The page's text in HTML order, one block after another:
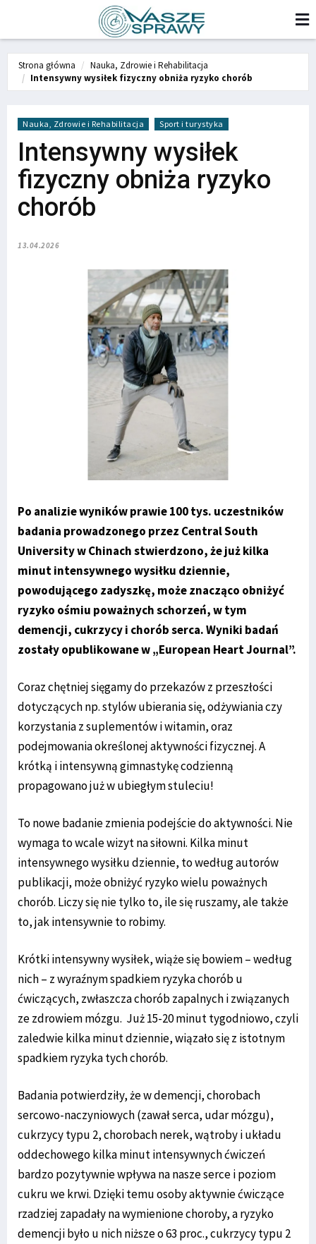
Strona główna
Nauka, Zdrowie i Rehabilitacja
Intensywny wysiłek fizyczny obniża ryzyko chorób
Nauka, Zdrowie i Rehabilitacja Sport i turystyka
Intensywny wysiłek
fizyczny obniża ryzyko
chorób
13.04.2026
Po analizie wyników prawie 100 tys. uczestników
badania prowadzonego przez Central South
University w Chinach stwierdzono, że już kilka
minut intensywnego wysiłku dziennie,
powodującego zadyszkę, może znacząco obniżyć
ryzyko ośmiu poważnych schorzeń, w tym
demencji, cukrzycy i chorób serca. Wyniki badań
zostały opublikowane w „European Heart Journal”.
Coraz chętniej sięgamy do przekazów z przeszłości
dotyczących np. stylów ubierania się, odżywiania czy
korzystania z suplementów i witamin, oraz
podejmowania określonej aktywności fizycznej. A
krótką i intensywną gimnastykę codzienną
propagowano już w ubiegłym stuleciu!
To nowe badanie zmienia podejście do aktywności. Nie
wymaga to wcale wizyt na siłowni. Kilka minut
intensywnego wysiłku dziennie, to według autorów
publikacji, może obniżyć ryzyko wielu poważnych
chorób. Liczy się nie tylko to, ile się ruszamy, ale także
to, jak intensywnie to robimy.
Krótki intensywny wysiłek, wiąże się bowiem – według
nich – z wyraźnym spadkiem ryzyka chorób u
ćwiczących, zwłaszcza chorób zapalnych i związanych
ze zdrowiem mózgu. Już 15-20 minut tygodniowo, czyli
zaledwie kilka minut dziennie, wiązało się z istotnym
spadkiem ryzyka tych chorób.
Badania potwierdziły, że w demencji, chorobach
sercowo-naczyniowych (zawał serca, udar mózgu),
cukrzycy typu 2, chorobach nerek, wątroby i układu
oddechowego kilka minut intensywnych ćwiczeń
bardzo pozytywnie wpływa na nasze serce i poziom
cukru we krwi. Dzięki temu osoby aktywnie ćwiczące
rzadziej zapadały na wymienione choroby, a ryzyko
demencji było u nich niższe o 63 proc., cukrzycy typu 2